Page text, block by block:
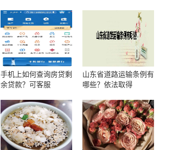
手机上如何查询房贷剩
余贷款？可客服
山东省道路运输条例有
哪些？依法取得